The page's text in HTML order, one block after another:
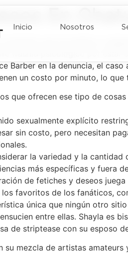
Inicio Nosotros
En
que se publica y
trauma psicológico por estar
Barber en la denuncia, el
un costo por minuto, lo
que ofrecen ese tipo de
sexualmente explícito
sin costo, pero necesitan
la variedad y la
más específicas y fuera
de fetiches y deseos juega
favoritos de los fanáticos,
única que ningún otro
entre ellas. Shayla es
de striptease con su esposo
su mezcla de artistas